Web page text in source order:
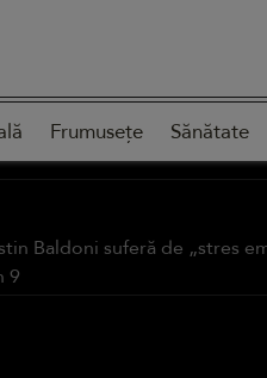
Frumusețe Sănătate
Baldoni suferă de „stres
9